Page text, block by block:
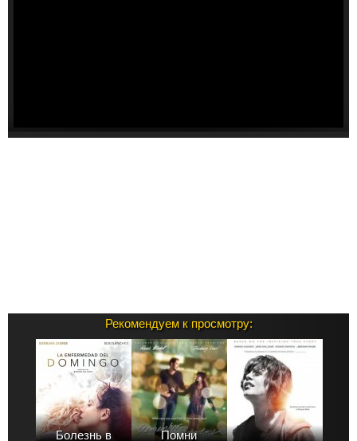
Рекомендуем к просмотру:
Болезнь в
Помни